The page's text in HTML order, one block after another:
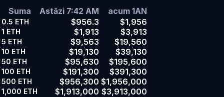
Suma
Astăzi 7:42 AM acum 1AN
0.5 ETH $956.3 $1,956
1 ETH $1,913 $3,913
5 ETH $9,563 $19,560
10 ETH $19,130 $39,130
50 ETH $95,630 $195,600
100 ETH $191,300 $391,300
500 ETH $956,300 $1,956,000
1,000 ETH $1,913,000 $3,913,000